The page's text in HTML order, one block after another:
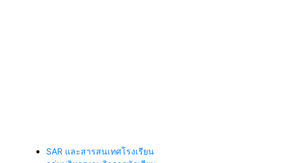
SAR และสารสนเทศโรงเรียน